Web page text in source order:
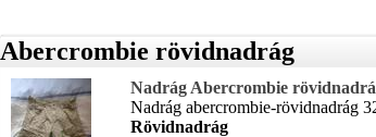
Abercrombie rövidnadrág
Nadrág Abercrombie
Nadrág abercrombie-rövidnadrág
Rövidnadrág